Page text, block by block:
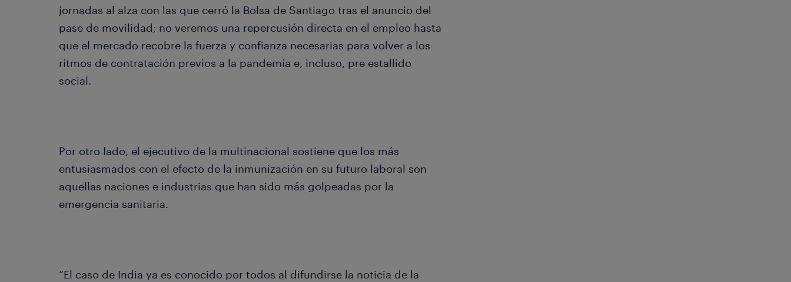
jornadas al alza con las que cerró la Bolsa de Santiago tras el anuncio del
pase de movilidad; no veremos una repercusión directa en el empleo hasta
que el mercado recobre la fuerza y confianza necesarias para volver a los
ritmos de contratación previos a la pandemia e, incluso, pre estallido
social.
Por otro lado, el ejecutivo de la multinacional sostiene que los más
entusiasmados con el efecto de la inmunización en su futuro laboral son
aquellas naciones e industrias que han sido más golpeadas por la
emergencia sanitaria.
“El caso de India ya es conocido por todos al difundirse la noticia de la